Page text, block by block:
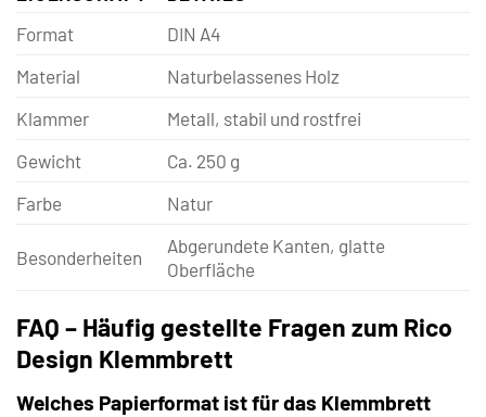
Format
DIN A4
Material
Naturbelassenes Holz
Klammer
Metall, stabil und rostfrei
Gewicht
Ca. 250 g
Farbe
Natur
Besonderheiten
Abgerundete Kanten, glatte
Oberfläche
FAQ – Häufig gestellte Fragen zum Rico
Design Klemmbrett
Welches Papierformat ist für das Klemmbrett